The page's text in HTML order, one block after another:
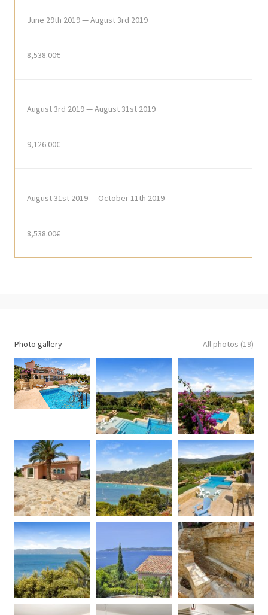
June 29th 2019 — August 3rd 2019
8,538.00€
August 3rd 2019 — August 31st 2019
9,126.00€
August 31st 2019 — October 11th 2019
8,538.00€
Photo gallery All photos (19)